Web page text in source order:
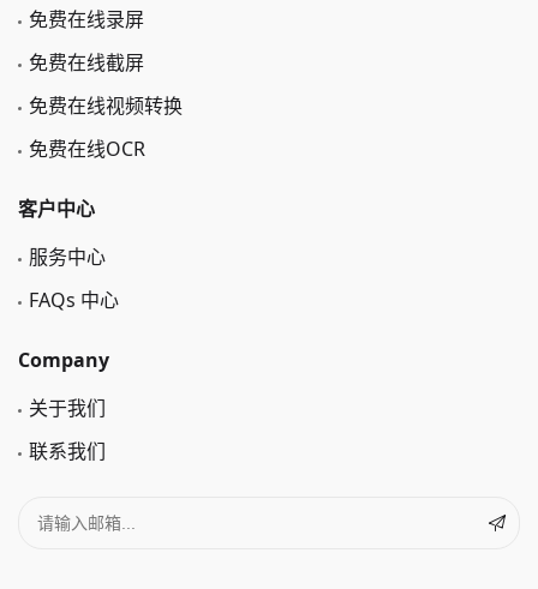
免费在线录屏
免费在线截屏
免费在线视频转换
免费在线OCR
客户中心
服务中心
FAQs 中心
Company
关于我们
联系我们